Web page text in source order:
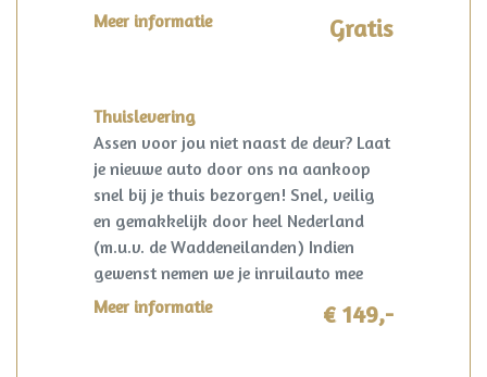
kosteloos op naam gezet en een
vrijwaring van de eventuele inruilauto
Meer informatie Gratis
Thuislevering
Assen voor jou niet naast de deur? Laat
je nieuwe auto door ons na aankoop
snel bij je thuis bezorgen! Snel, veilig
en gemakkelijk door heel Nederland
(m.u.v. de Waddeneilanden) Indien
gewenst nemen we je inruilauto mee
terug! I.c.m. pakket Premium slechts
Meer informatie € 149,-